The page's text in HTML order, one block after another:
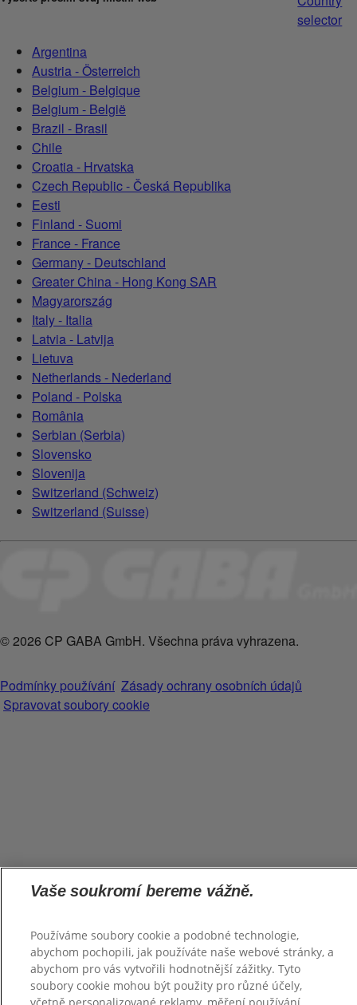
selector
Argentina
Austria - Österreich
Belgium - Belgique
Belgium - België
Brazil - Brasil
Chile
Croatia - Hrvatska
Czech Republic - Česká Republika
Eesti
Finland - Suomi
France - France
Germany - Deutschland
Greater China - Hong Kong SAR
Magyarország
Italy - Italia
Latvia - Latvija
Lietuva
Netherlands - Nederland
Poland - Polska
România
Serbian (Serbia)
Slovensko
Slovenija
Switzerland (Schweiz)
Switzerland (Suisse)
© 2026 CP GABA GmbH. Všechna práva vyhrazena.
Podmínky používání Zásady ochrany osobních údajů
Spravovat soubory cookie
Vaše soukromí bereme vážně.
Používáme soubory cookie a podobné technologie,
abychom pochopili, jak používáte naše webové stránky, a
abychom pro vás vytvořili hodnotnější zážitky. Tyto
soubory cookie mohou být použity pro různé účely,